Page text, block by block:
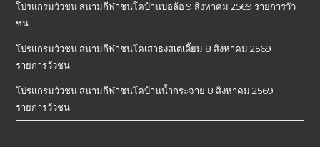
โปรแกรมวัวชน สนามกีฬาชนโคบ้านบ่อล้อ 9 สิงหาคม 2569 รายการวัว
ชน
โปรแกรมวัวชน สนามกีฬาชนโคเสาธงสเตเดี้ยม 8 สิงหาคม 2569
รายการวัวชน
โปรแกรมวัวชน สนามกีฬาชนโคบ้านน้ำกระจาย 8 สิงหาคม 2569
รายการวัวชน